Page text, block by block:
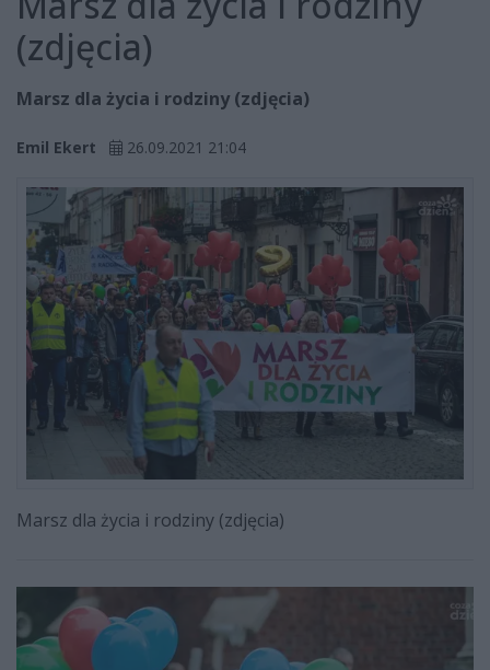
(zdjęcia)
Marsz dla życia i rodziny (zdjęcia)
Emil Ekert 26.09.2021 21:04
Marsz dla życia i rodziny (zdjęcia)